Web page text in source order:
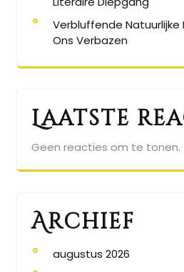
Verbluffende Natuurlijke
Ons Verbazen
Laatste
Geen reacties om te tonen.
Archief
augustus 2026